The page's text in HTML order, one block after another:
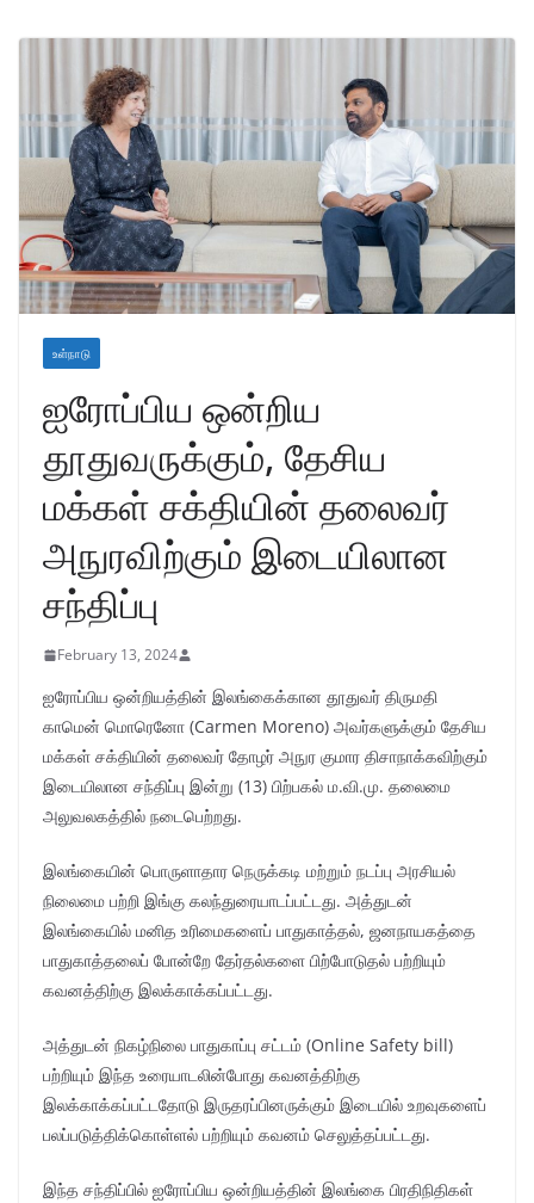
உள்நாடு
ஐரோப்பிய ஒன்றிய
தூதுவருக்கும், தேசிய
மக்கள் சக்தியின் தலைவர்
அநுரவிற்கும் இடையிலான
சந்திப்பு
February 13, 2024
ஐரோப்பிய ஒன்றியத்தின் இலங்கைக்கான தூதுவர் திருமதி
காமென் மொரெனோ (Carmen Moreno) அவர்களுக்கும் தேசிய
மக்கள் சக்தியின் தலைவர் தோழர் அநுர குமார திசாநாக்கவிற்கும்
இடையிலான சந்திப்பு இன்று (13) பிற்பகல் ம.வி.மு. தலைமை
அலுவலகத்தில் நடைபெற்றது.
இலங்கையின் பொருளாதார நெருக்கடி மற்றும் நடப்பு அரசியல்
நிலைமை பற்றி இங்கு கலந்துரையாடப்பட்டது. அத்துடன்
இலங்கையில் மனித உரிமைகளைப் பாதுகாத்தல், ஜனநாயகத்தை
பாதுகாத்தலைப் போன்றே தேர்தல்களை பிற்போடுதல் பற்றியும்
கவனத்திற்கு இலக்காக்கப்பட்டது.
அத்துடன் நிகழ்நிலை பாதுகாப்பு சட்டம் (Online Safety bill)
பற்றியும் இந்த உரையாடலின்போது கவனத்திற்கு
இலக்காக்கப்பட்டதோடு இருதரப்பினருக்கும் இடையில் உறவுகளைப்
பலப்படுத்திக்கொள்ளல் பற்றியும் கவனம் செலுத்தப்பட்டது.
இந்த சந்திப்பில் ஐரோப்பிய ஒன்றியத்தின் இலங்கை பிரதிநிதிகள்